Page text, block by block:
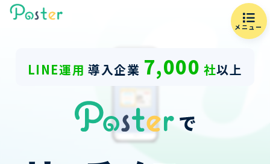
メニュー
LINE運用 導入企業 7,000 社以上